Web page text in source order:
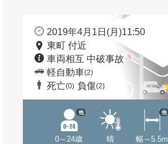
2019年4月1日(月)11:50
東町 付近
車両相互 中破事故
軽自動車(2)
死亡(0) 負傷(2)
0～24歳
他
晴 幅～5.5m
他